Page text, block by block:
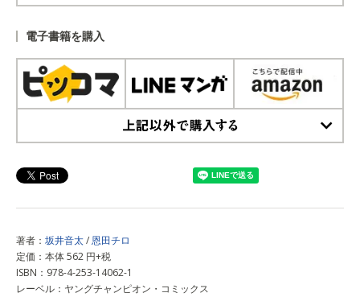
電子書籍を購入
著者： 坂井音太/恩田チロ
定価：本体 562 円+税
ISBN：978-4-253-14062-1
レーベル：ヤングチャンピオン・コミックス